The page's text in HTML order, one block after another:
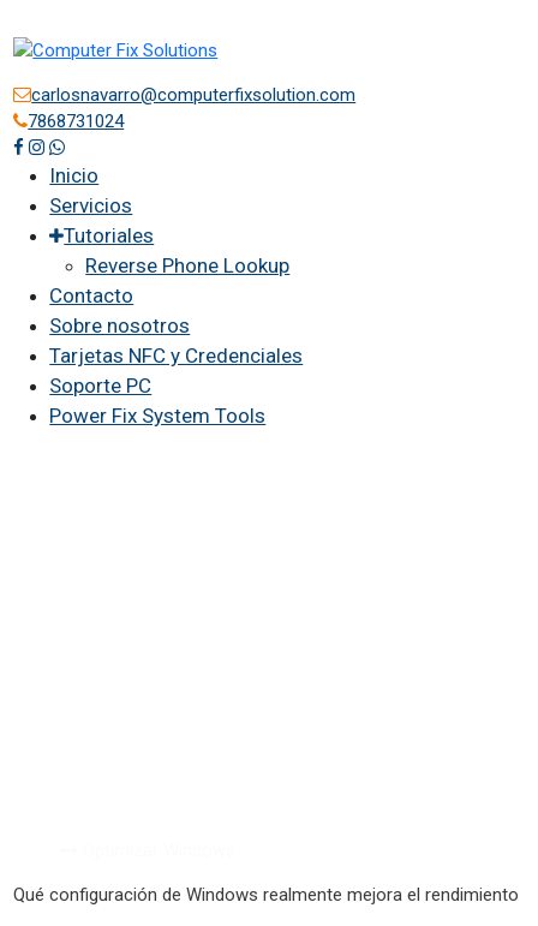
carlosnavarro@computerfixsolution.com
7868731024
Inicio
Servicios
Tutoriales
Reverse Phone Lookup
Contacto
Sobre nosotros
Tarjetas NFC y Credenciales
Soporte PC
Power Fix System Tools
Qué configuración de Windows realmente mejora el rendimiento